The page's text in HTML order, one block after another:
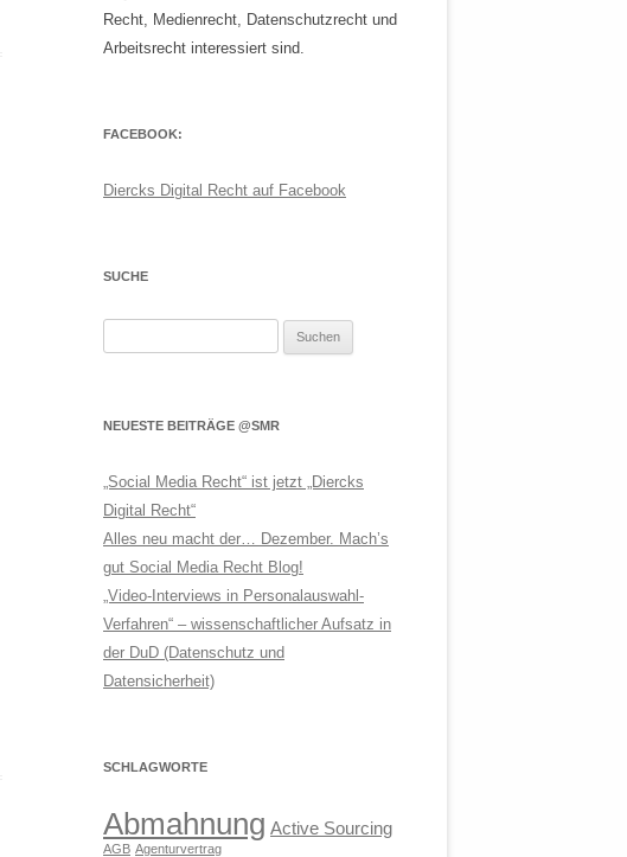
Recht, Medienrecht, Datenschutzrecht und
Arbeitsrecht interessiert sind.
FACEBOOK:
Diercks Digital Recht auf Facebook
SUCHE
NEUESTE BEITRÄGE @SMR
„Social Media Recht“ ist jetzt „Diercks
Digital Recht“
Alles neu macht der… Dezember. Mach’s
gut Social Media Recht Blog!
„Video-Interviews in Personalauswahl-
Verfahren“ – wissenschaftlicher Aufsatz in
der DuD (Datenschutz und
Datensicherheit)
SCHLAGWORTE
Abmahnung Active Sourcing
AGB Agenturvertrag